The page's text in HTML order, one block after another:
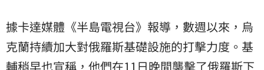
據卡達媒體《半島電視台》報導，數週以來，烏
克蘭持續加大對俄羅斯基礎設施的打擊力度。基
輔稍早也宣稱，他們在11日晚間襲擊了俄羅斯下